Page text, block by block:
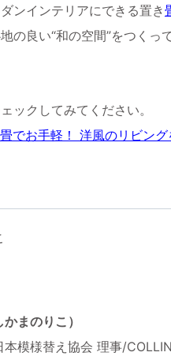
ンインテリアにできる置き
の良い“和の空間”をつくっ
ックしてみてください。
でお手軽！ 洋風のリビン
まのりこ）
本模様替え協会 理事/